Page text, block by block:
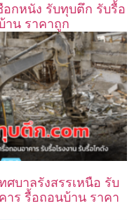
อกหนัง รับทุบตึก รับรื้อ
าน ราคาถูก
ศบาลรังสรรเหนือ รับ
ร รื้อถอนบ้าน ราคา